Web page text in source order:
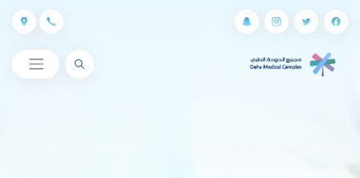
البحث